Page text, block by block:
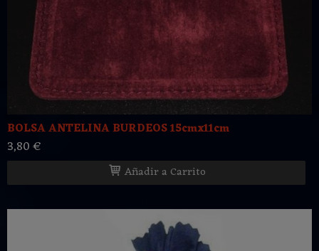
BOLSA ANTELINA BURDEOS 15cmx11cm
3,80 €
Añadir a Carrito